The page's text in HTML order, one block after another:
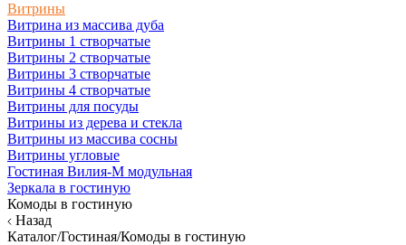
Витрины
Витрина из массива дуба
Витрины 1 створчатые
Витрины 2 створчатые
Витрины 3 створчатые
Витрины 4 створчатые
Витрины для посуды
Витрины из дерева и стекла
Витрины из массива сосны
Витрины угловые
Гостиная Вилия-М модульная
Зеркала в гостиную
Комоды в гостиную
Назад
Каталог/Гостиная/Комоды в гостиную